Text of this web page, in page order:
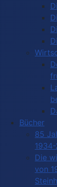
Bücher
85
Die
von